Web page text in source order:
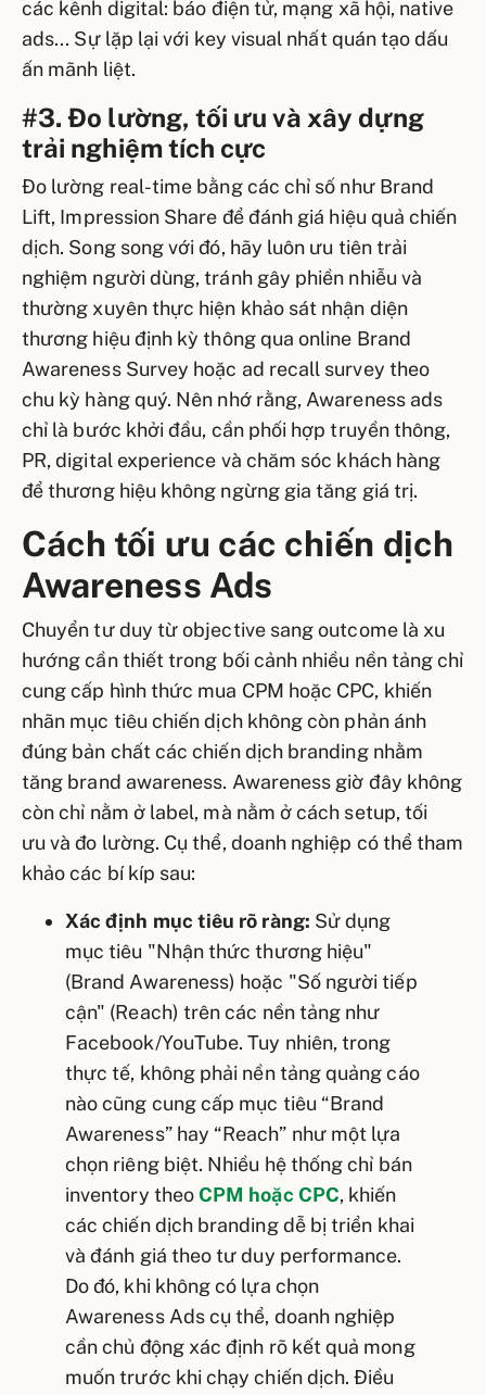
các kênh digital: báo điện tử, mạng xã hội, native
ads... Sự lặp lại với key visual nhất quán tạo dấu
ấn mãnh liệt.
#3. Đo lường, tối ưu và xây dựng
trải nghiệm tích cực
Đo lường real-time bằng các chỉ số như Brand
Lift, Impression Share để đánh giá hiệu quả chiến
dịch. Song song với đó, hãy luôn ưu tiên trải
nghiệm người dùng, tránh gây phiền nhiễu và
thường xuyên thực hiện khảo sát nhận diện
thương hiệu định kỳ thông qua online Brand
Awareness Survey hoặc ad recall survey theo
chu kỳ hàng quý. Nên nhớ rằng, Awareness ads
chỉ là bước khởi đầu, cần phối hợp truyền thông,
PR, digital experience và chăm sóc khách hàng
để thương hiệu không ngừng gia tăng giá trị.
Cách tối ưu các chiến dịch
Awareness Ads
Chuyển tư duy từ objective sang outcome là xu
hướng cần thiết trong bối cảnh nhiều nền tảng chỉ
cung cấp hình thức mua CPM hoặc CPC, khiến
nhãn mục tiêu chiến dịch không còn phản ánh
đúng bản chất các chiến dịch branding nhằm
tăng brand awareness. Awareness giờ đây không
còn chỉ nằm ở label, mà nằm ở cách setup, tối
ưu và đo lường. Cụ thể, doanh nghiệp có thể tham
khảo các bí kíp sau:
Xác định mục tiêu rõ ràng: Sử dụng
mục tiêu "Nhận thức thương hiệu"
(Brand Awareness) hoặc "Số người tiếp
cận" (Reach) trên các nền tảng như
Facebook/YouTube. Tuy nhiên, trong
thực tế, không phải nền tảng quảng cáo
nào cũng cung cấp mục tiêu “Brand
Awareness” hay “Reach” như một lựa
chọn riêng biệt. Nhiều hệ thống chỉ bán
inventory theoCPM hoặc CPC, khiến
các chiến dịch branding dễ bị triển khai
và đánh giá theo tư duy performance.
Do đó, khi không có lựa chọn
Awareness Ads cụ thể, doanh nghiệp
cần chủ động xác định rõ kết quả mong
muốn trước khi chạy chiến dịch. Điều